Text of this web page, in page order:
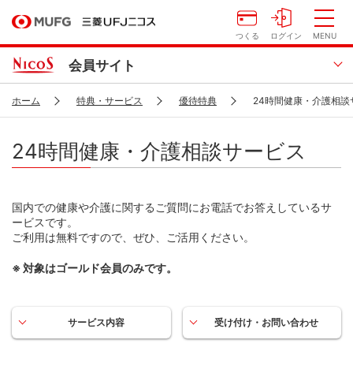
つくる ログイン MENU
会員サイト
ホーム 特典・サービス 優待特典 24時間健康・介護相談
24時間健康・介護相談サービス
国内での健康や介護に関するご質問にお電話でお答えしているサ
ービスです。
ご利用は無料ですので、ぜひ、ご活用ください。
対象はゴールド会員のみです。
サービス内容 受け付け・お問い合わせ